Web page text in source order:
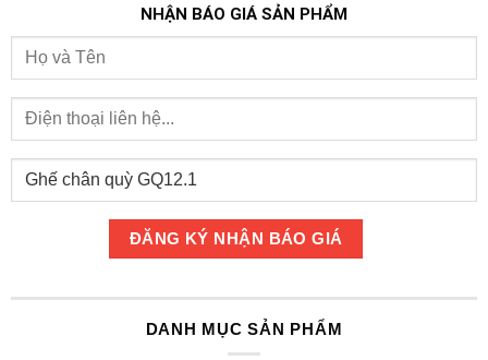
NHẬN BÁO GIÁ SẢN PHẨM
DANH MỤC SẢN PHẨM